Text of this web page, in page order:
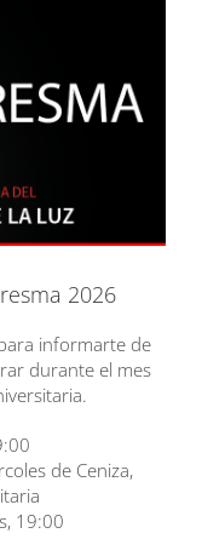
2026
informarte de
durante el mes
de Ceniza,
19:00